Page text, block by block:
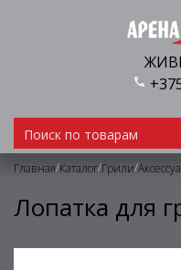
Главная/Каталог/Грили/
Лопатка для